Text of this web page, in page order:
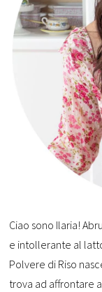
Ciao sono Ilaria!
e intollerante al
Polvere di Riso
trova ad affrontare